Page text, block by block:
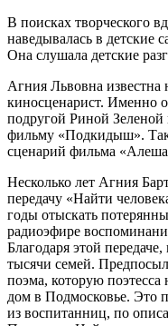
В поисках творческого
наведывалась в
Она слушала детские
Агния Львовна известна
киносценарист. Именно
подругой Риной Зеленой
фильму «Подкидыш».
сценарий фильма
Несколько лет Агния
передачу «Найти
годы отыскать
радиоэфире
Благодаря этой
тысячи семей.
поэма, которую поэтесса
дом в Подмосковье. Это
из воспитанниц, по